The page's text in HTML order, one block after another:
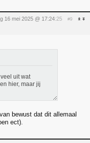
16 mei 2025 @ 17:24:25 #9
uit wat
hier, maar jij
bewust dat dit allemaal
ect).